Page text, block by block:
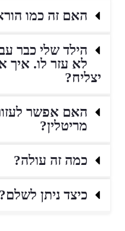
האם זה כמו
הילד שלי כבר
לא עזר לו. איך
יצליח?
האם אפשר
מריטלין?
כמה זה עולה?
כיצד ניתן לשלם?